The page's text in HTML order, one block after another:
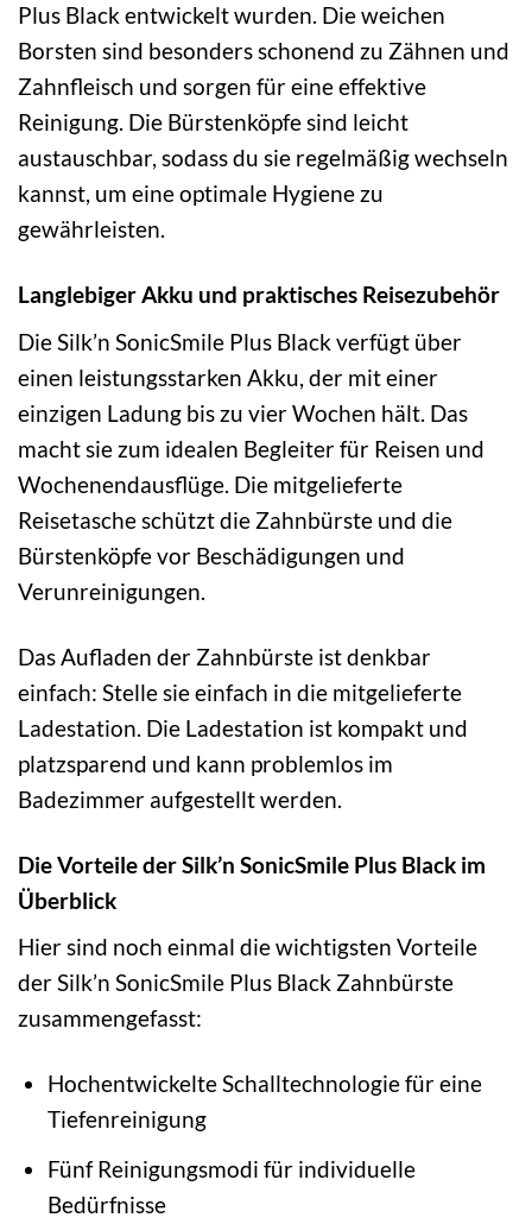
Plus Black entwickelt wurden. Die weichen
Borsten sind besonders schonend zu Zähnen und
Zahnfleisch und sorgen für eine effektive
Reinigung. Die Bürstenköpfe sind leicht
austauschbar, sodass du sie regelmäßig wechseln
kannst, um eine optimale Hygiene zu
gewährleisten.
Langlebiger Akku und praktisches Reisezubehör
Die Silk’n SonicSmile Plus Black verfügt über
einen leistungsstarken Akku, der mit einer
einzigen Ladung bis zu vier Wochen hält. Das
macht sie zum idealen Begleiter für Reisen und
Wochenendausflüge. Die mitgelieferte
Reisetasche schützt die Zahnbürste und die
Bürstenköpfe vor Beschädigungen und
Verunreinigungen.
Das Aufladen der Zahnbürste ist denkbar
einfach: Stelle sie einfach in die mitgelieferte
Ladestation. Die Ladestation ist kompakt und
platzsparend und kann problemlos im
Badezimmer aufgestellt werden.
Die Vorteile der Silk’n SonicSmile Plus Black im
Überblick
Hier sind noch einmal die wichtigsten Vorteile
der Silk’n SonicSmile Plus Black Zahnbürste
zusammengefasst:
Hochentwickelte Schalltechnologie für eine
Tiefenreinigung
Fünf Reinigungsmodi für individuelle
Bedürfnisse